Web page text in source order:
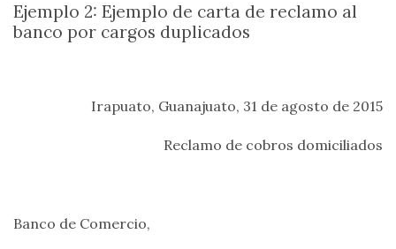
Ejemplo 2: Ejemplo de carta de reclamo al
banco por cargos duplicados
Irapuato, Guanajuato, 31 de agosto de 2015
Reclamo de cobros domiciliados
Banco de Comercio,